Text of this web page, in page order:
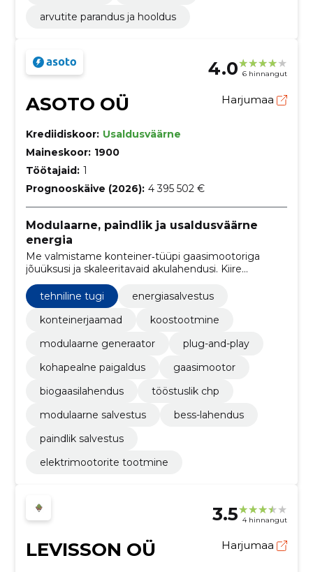
arvutite parandus ja hooldus
4.0 6 hinnangut
ASOTO OÜ Harjumaa
Krediidiskoor: Usaldusväärne
Maineskoor: 1900
Töötajaid: 1
Prognooskäive (2026): 4 395 502 €
Modulaarne, paindlik ja usaldusväärne
energia
Me valmistame konteiner‑tüüpi gaasimootoriga
jõuüksusi ja skaleeritavaid akulahendusi. Kiire
paigaldus, kütusepaindlikkus ja kohalik hooldus
vähendavad riske ja seisakuid.
tehniline tugi
energiasalvestus
konteinerjaamad
koostootmine
modulaarne generaator
plug-and-play
kohapealne paigaldus
gaasimootor
biogaasilahendus
tööstuslik chp
modulaarne salvestus
bess-lahendus
paindlik salvestus
elektrimootorite tootmine
3.5 4 hinnangut
LEVISSON OÜ Harjumaa